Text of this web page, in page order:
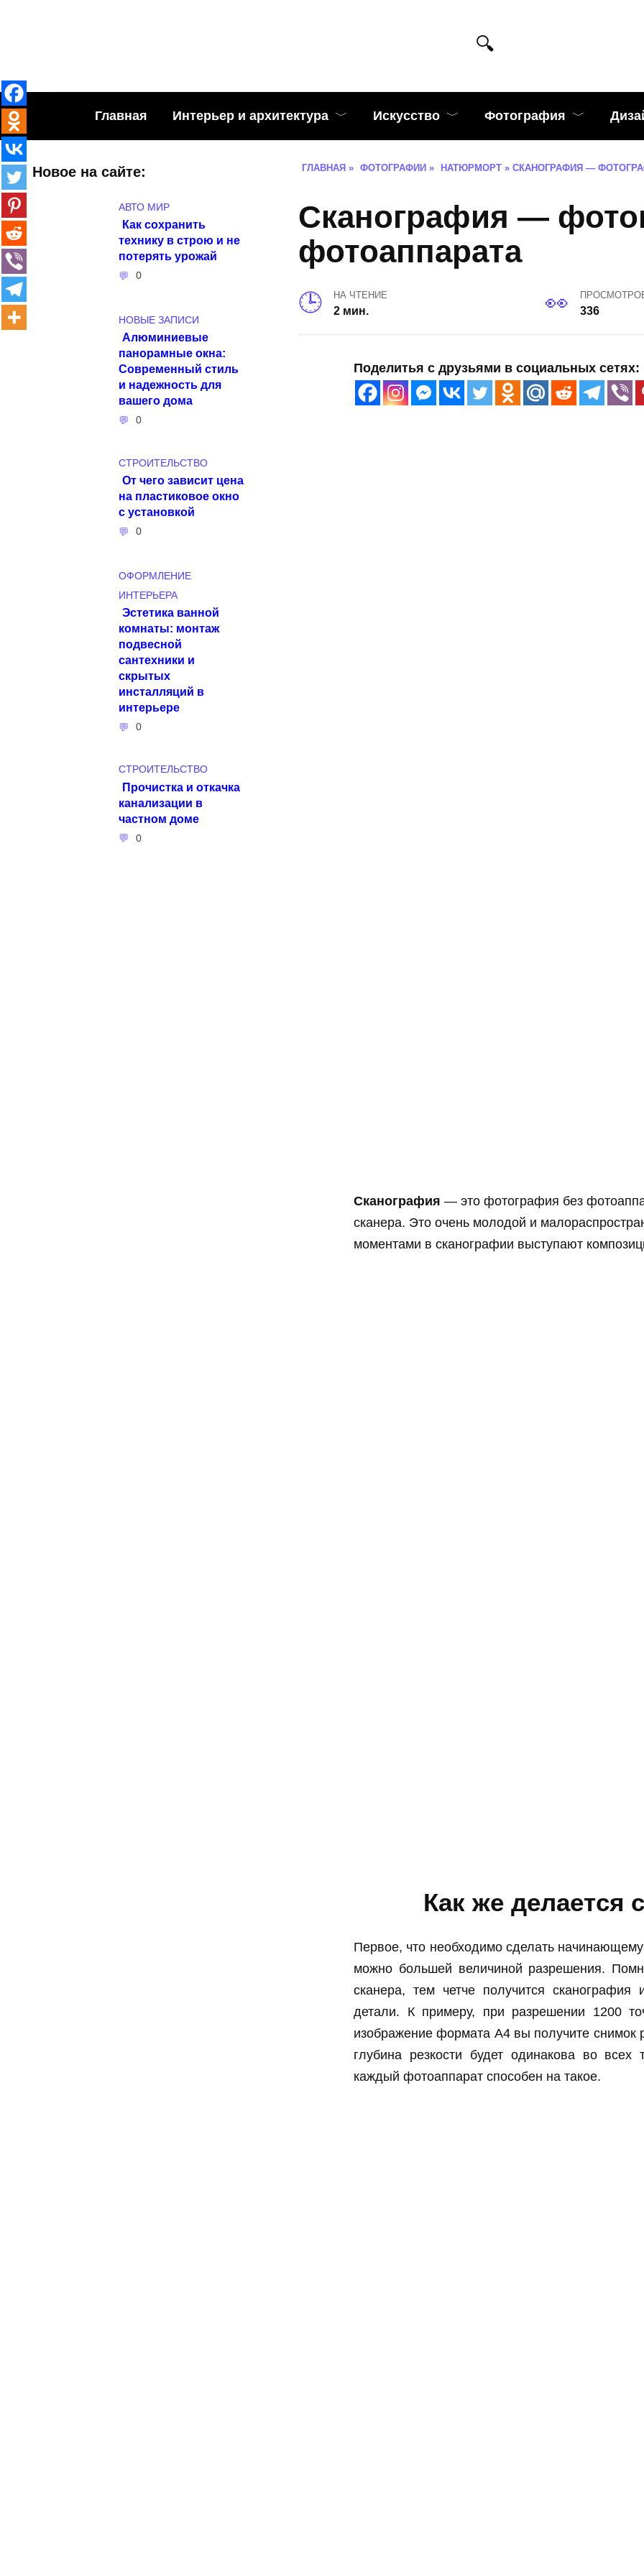
Главная Интерьер и архитектура Искусство Фотография
ГЛАВНАЯ » ФОТОГРАФИИ » НАТЮРМОРТ » СКАНОГРАФИЯ —
Сканография —
фотоаппарата
НА ЧТЕНИЕ
2 мин. 336
Поделитья с друзьями в социальных сетях:
Сканография — это фотография без
сканера. Это очень молодой и
моментами в сканографии выступают
Как же делается
Первое, что необходимо сделать
можно большей величиной разрешения.
сканера, тем четче получится
детали. К примеру, при разрешении 1200
изображение формата А4 вы получите снимок
глубина резкости будет одинакова во всех
каждый фотоаппарат способен на такое.
Новое на сайте:
АВТО МИР
Как сохранить
технику в строю и не
потерять урожай
0
НОВЫЕ ЗАПИСИ
Алюминиевые
панорамные окна:
Современный стиль
и надежность для
вашего дома
0
СТРОИТЕЛЬСТВО
От чего зависит цена
на пластиковое окно
с установкой
0
ОФОРМЛЕНИЕ
ИНТЕРЬЕРА
Эстетика ванной
комнаты: монтаж
подвесной
сантехники и
скрытых
инсталляций в
интерьере
0
СТРОИТЕЛЬСТВО
Прочистка и откачка
канализации в
частном доме
0